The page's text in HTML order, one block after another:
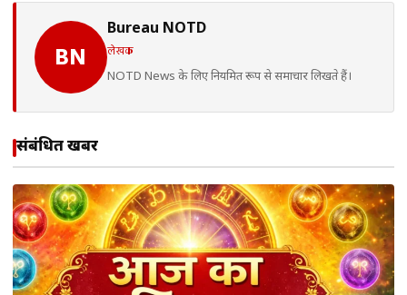
BN
Bureau NOTD
लेखक
NOTD News के लिए नियमित रूप से समाचार लिखते हैं।
संबंधित खबरें